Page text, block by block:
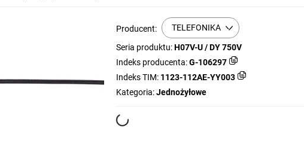
Producent: TELEFONIKA
Seria produktu:H07V-U / DY 750V
Indeks producenta:G-106297
Indeks TIM: 1123-112AE-YY003
Kategoria:Jednożyłowe